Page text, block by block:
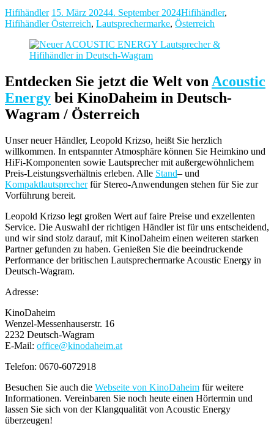
Hifihändler 15. März 20244. September 2024Hifihändler,
Hifihändler Österreich, Lautsprechermarke, Österreich
Entdecken Sie jetzt die Welt von Acoustic
Energy bei KinoDaheim in Deutsch-
Wagram / Österreich
Unser neuer Händler, Leopold Krizso, heißt Sie herzlich
willkommen. In entspannter Atmosphäre können Sie Heimkino und
HiFi-Komponenten sowie Lautsprecher mit außergewöhnlichem
Preis-Leistungsverhältnis erleben. Alle Stand– und
Kompaktlautsprecherfür Stereo-Anwendungen stehen für Sie zur
Vorführung bereit.
Leopold Krizso legt großen Wert auf faire Preise und exzellenten
Service. Die Auswahl der richtigen Händler ist für uns entscheidend,
und wir sind stolz darauf, mit KinoDaheim einen weiteren starken
Partner gefunden zu haben. Genießen Sie die beeindruckende
Performance der britischen Lautsprechermarke Acoustic Energy in
Deutsch-Wagram.
Adresse:
KinoDaheim
Wenzel-Messenhauserstr. 16
2232 Deutsch-Wagram
E-Mail: office@kinodaheim.at
Telefon: 0670-6072918
Besuchen Sie auch die Webseite von KinoDaheim für weitere
Informationen. Vereinbaren Sie noch heute einen Hörtermin und
lassen Sie sich von der Klangqualität von Acoustic Energy
überzeugen!